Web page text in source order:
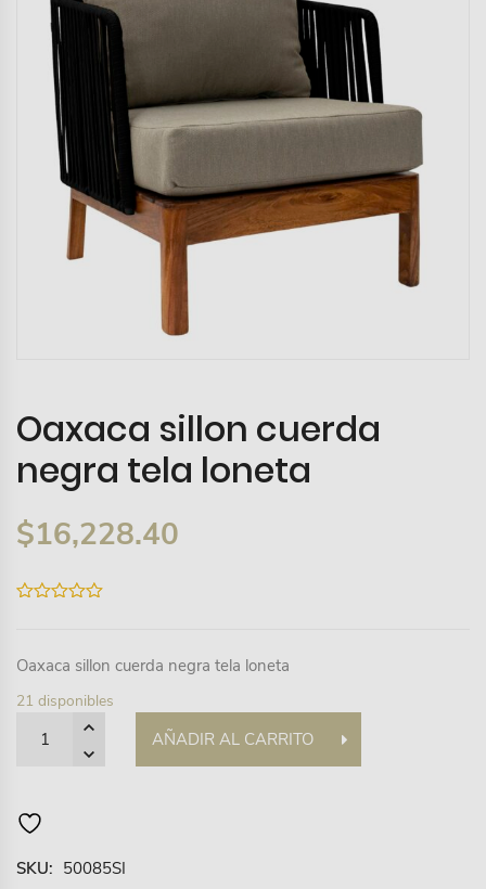
Oaxaca sillon cuerda
negra tela loneta
$16,228.40
5
Oaxaca sillon cuerda negra tela loneta
21 disponibles
AÑADIR AL CARRITO
SKU: 50085SI